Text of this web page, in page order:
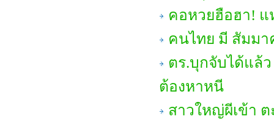
คอหวยฮือฮา! แ
คนไทย มี สัมมา
ตร.บุกจับได้แล้
ต้องหาหนี
สาวใหญ่ผีเข้า